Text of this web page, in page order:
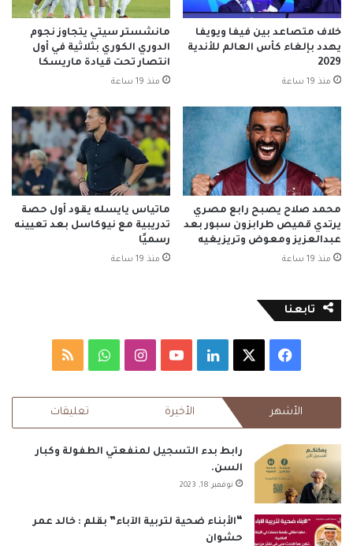
خلاف متصاعد بين فيفا ويويفا
يهدد بإلغاء كأس العالم للأندية
2029
منذ 19 ساعة
مانشستر سيتي يتجاوز نجوم
الدوري الكوري بثلاثية في أول
انتصار تحت قيادة ماريسكا
منذ 19 ساعة
محمد صلاح يصبح رابع مصري
يرتدي قميص طرابزون سبور بعد
عبدالعزيز ومعوض وتريزيغيه
منذ 19 ساعة
ماتياس يايسله يقود أول حصة
تدريبية مع نيوكاسل بعد تعيينه
رسميًا
منذ 19 ساعة
تابعنا
فيسبوك لينكدإن‫YouTubeانستقرامواتسابملخص
RSS الأشهر الأخيرة تعليقات
رابط بدء التسجيل لمنفعتي الطفولة وكبار
السن.
نوفمبر 18, 2023
“الأبناء ضحية لتربية الآباء” بقلم : خالد عمر
حشوان